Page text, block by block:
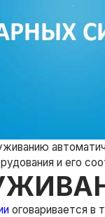
и его
оговаривается в